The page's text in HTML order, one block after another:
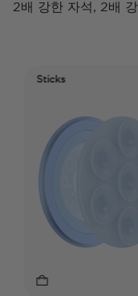
2배 강한 자석, 2배
Sticks